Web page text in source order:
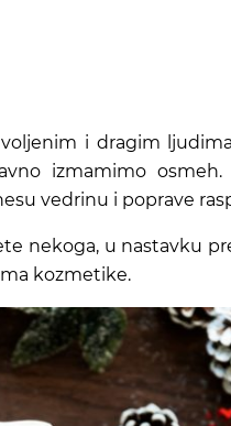
i dragim
izmamimo osmeh.
vedrinu i poprave
nekoga, u nastavku
kozmetike.